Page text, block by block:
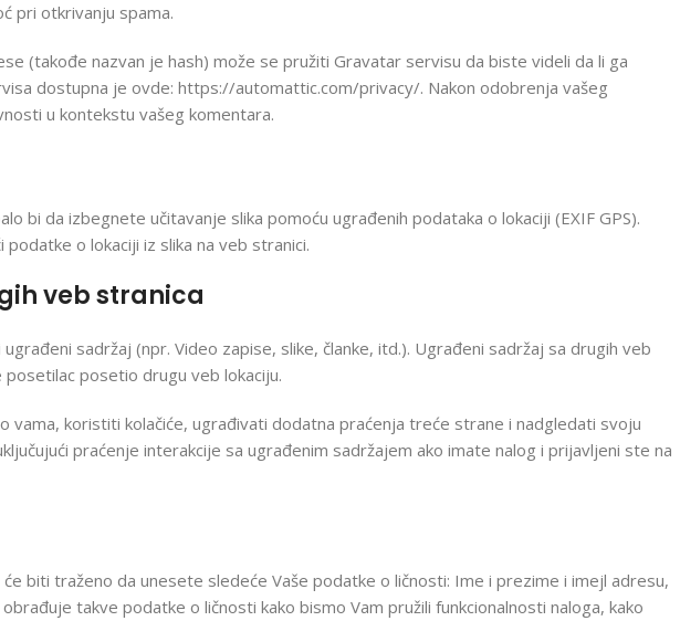
pri otkrivanju spama.
(takođe nazvan je hash) može se pružiti Gravatar servisu da biste videli da li ga
dostupna je ovde: https://automattic.com/privacy/. Nakon odobrenja vašeg
u kontekstu vašeg komentara.
bi da izbegnete učitavanje slika pomoću ugrađenih podataka o lokaciji (EXIF GPS).
o lokaciji iz slika na veb stranici.
veb stranica
sadržaj (npr. Video zapise, slike, članke, itd.). Ugrađeni sadržaj sa drugih veb
posetilac posetio drugu veb lokaciju.
vama, koristiti kolačiće, ugrađivati dodatna praćenja treće strane i nadgledati svoju
praćenje interakcije sa ugrađenim sadržajem ako imate nalog i prijavljeni ste na
biti traženo da unesete sledeće Vaše podatke o ličnosti: Ime i prezime i imejl adresu,
takve podatke o ličnosti kako bismo Vam pružili funkcionalnosti naloga, kako